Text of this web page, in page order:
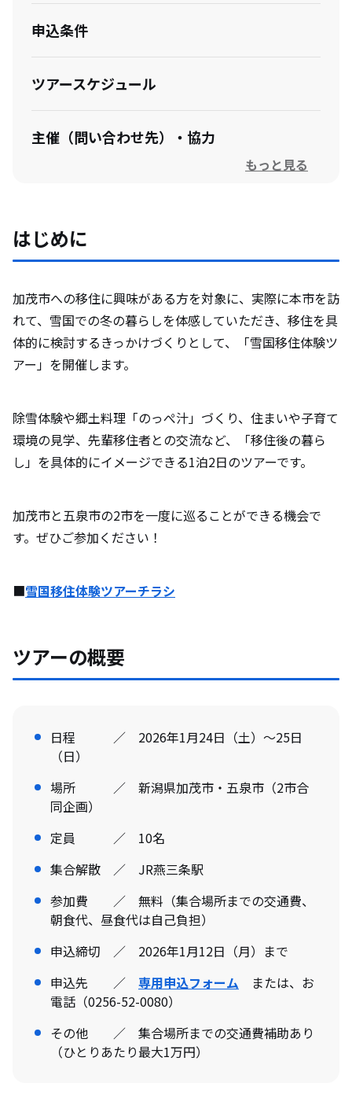
申込条件
ツアースケジュール
主催（問い合わせ先）・協力
もっと見る
はじめに
加茂市への移住に興味がある方を対象に、実際に本市を訪
れて、雪国での冬の暮らしを体感していただき、移住を具
体的に検討するきっかけづくりとして、「雪国移住体験ツ
アー」を開催します。
除雪体験や郷土料理「のっぺ汁」づくり、住まいや子育て
環境の見学、先輩移住者との交流など、「移住後の暮ら
し」を具体的にイメージできる1泊2日のツアーです。
加茂市と五泉市の2市を一度に巡ることができる機会で
す。ぜひご参加ください！
■雪国移住体験ツアーチラシ
ツアーの概要
日程 ／ 2026年1月24日（土）～25日
（日）
場所 ／ 新潟県加茂市・五泉市（2市合
同企画）
定員 ／ 10名
集合解散 ／ JR燕三条駅
参加費 ／ 無料（集合場所までの交通費、
朝食代、昼食代は自己負担）
申込締切 ／ 2026年1月12日（月）まで
申込先 ／ 専用申込フォーム または、お
電話（0256-52-0080）
その他 ／ 集合場所までの交通費補助あり
（ひとりあたり最大1万円）